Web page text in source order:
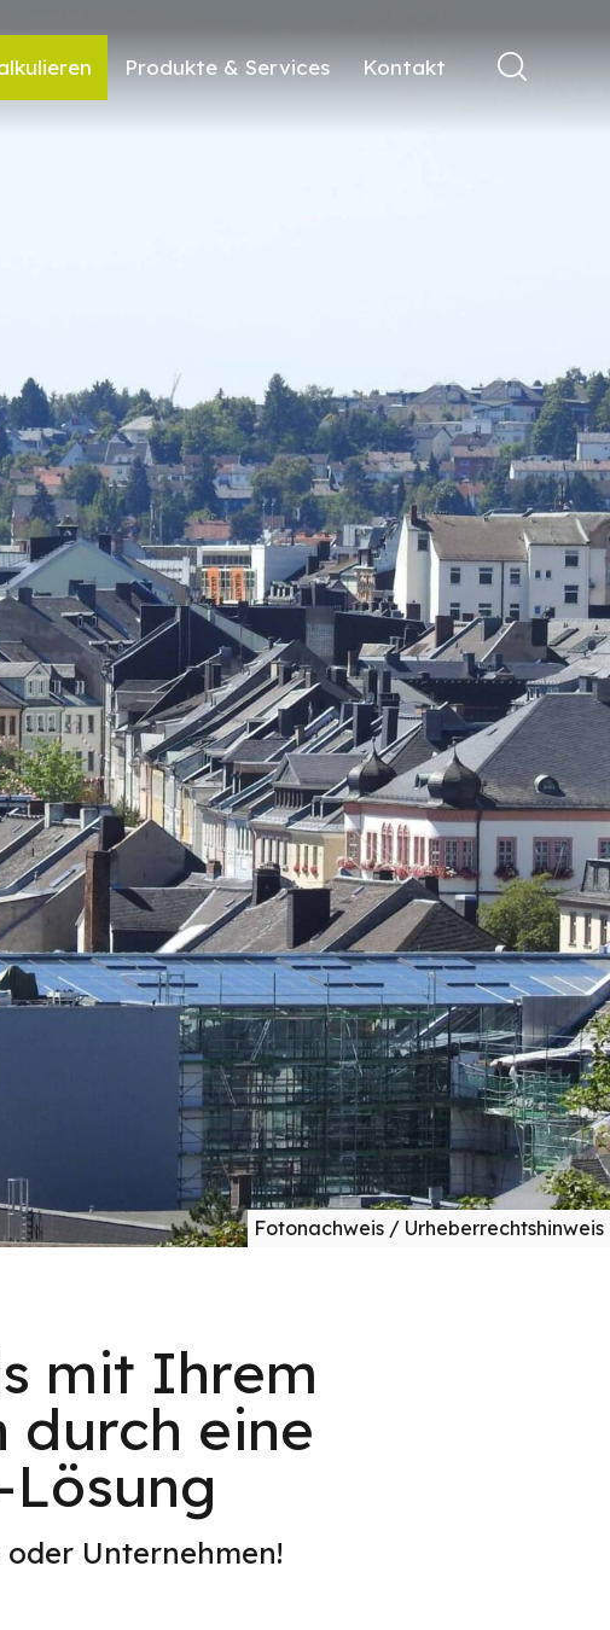
Produkte & Services Kontakt
Fotonachweis / Urheberrechtshinweis
mit Ihrem
durch eine
Unternehmen!